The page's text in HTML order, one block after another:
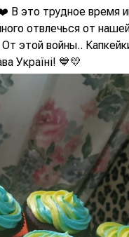
В это трудное время
отвлечься от
этой войны..
Україні! 💙💛